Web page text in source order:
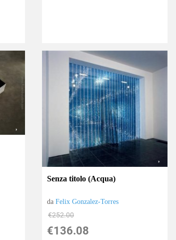
Senza titolo (Acqua)
daFelix Gonzalez-Torres
€252.00
€136.08